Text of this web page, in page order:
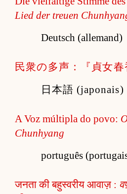
Lied der treuen
Deutsch (allemand)
民衆の多声：『貞女春
日本語 (japonais)
A Voz múltipla do povo:
Chunhyang
português
जनता की बहुस्वरीय आवाज़ :